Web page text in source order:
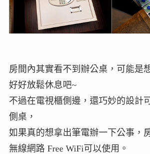
房間內其實看不到辦公桌，可能是
好好放鬆休息吧~
不過在電視櫃側邊，還巧妙的設計
側桌，
如果真的想拿出筆電辦一下公事，
無線網路 Free WiFi可以使用。